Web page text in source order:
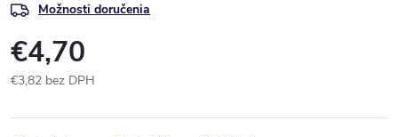
Možnosti doručenia
€4,70
€3,82 bez DPH
cena: